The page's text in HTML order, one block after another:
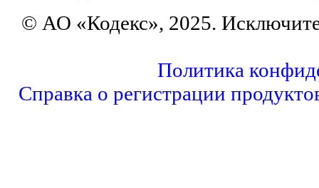
© АО «Кодекс», 2025.
Политика
Справка о регистрации